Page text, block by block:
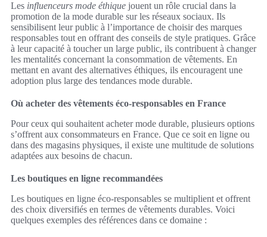
Les influenceurs mode éthique jouent un rôle crucial dans la
promotion de la mode durable sur les réseaux sociaux. Ils
sensibilisent leur public à l’importance de choisir des marques
responsables tout en offrant des conseils de style pratiques. Grâce
à leur capacité à toucher un large public, ils contribuent à changer
les mentalités concernant la consommation de vêtements. En
mettant en avant des alternatives éthiques, ils encouragent une
adoption plus large des tendances mode durable.
Où acheter des vêtements éco-responsables en France
Pour ceux qui souhaitent acheter mode durable, plusieurs options
s’offrent aux consommateurs en France. Que ce soit en ligne ou
dans des magasins physiques, il existe une multitude de solutions
adaptées aux besoins de chacun.
Les boutiques en ligne recommandées
Les boutiques en ligne éco-responsables se multiplient et offrent
des choix diversifiés en termes de vêtements durables. Voici
quelques exemples des références dans ce domaine :